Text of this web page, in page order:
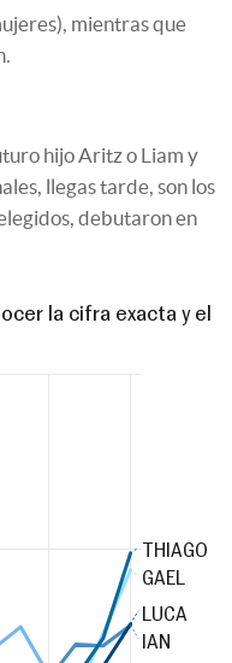
mientras que
hijo Aritz o Liam y
llegas tarde, son los
debutaron en